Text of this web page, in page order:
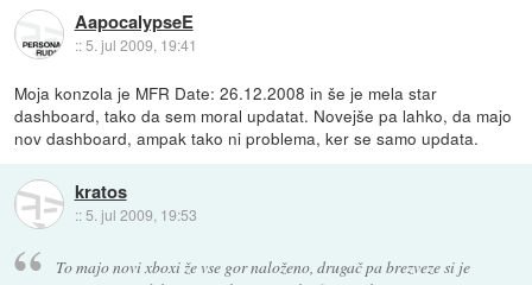
AapocalypseE
::5. jul 2009, 19:41
Moja konzola je MFR Date: 26.12.2008 in še je mela star
dashboard, tako da sem moral updatat. Novejše pa lahko, da majo
nov dashboard, ampak tako ni problema, ker se samo updata.
kratos
:: 5. jul 2009, 19:53
To majo novi xboxi že vse gor naloženo, drugač pa brezveze si je